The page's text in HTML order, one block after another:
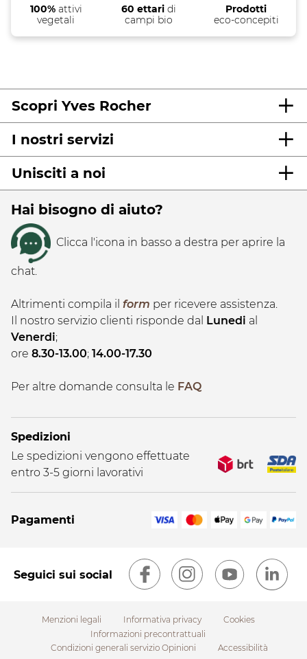
100%attivi
vegetali
60 ettaridi
campi bio
Prodotti
eco-concepiti
Scopri Yves Rocher
I nostri servizi
Unisciti a noi
Hai bisogno di aiuto?
Clicca l'icona in basso a destra per aprire la
chat.
Altrimenti compila il form per ricevere assistenza.
Il nostro servizio clienti risponde dal Lunedi al
Venerdi;
ore 8.30-13.00; 14.00-17.30
Per altre domande consulta le FAQ
Spedizioni
Le spedizioni vengono effettuate
entro 3-5 giorni lavorativi
Pagamenti
Seguici sui social
Menzioni legali Informativa privacy
Cookies
Informazioni precontrattuali
Condizioni generali servizio Opinioni
Accessibilità